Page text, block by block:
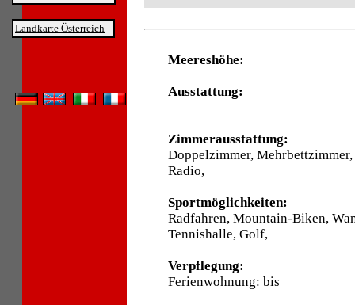
Landkarte Österreich
Meereshöhe:
Ausstattung:
Zimmerausstattung:
Doppelzimmer,
Radio,
Sportmöglichkeiten:
Radfahren, Mountain-Biken,
Tennishalle, Golf,
Verpflegung:
Ferienwohnung: bis